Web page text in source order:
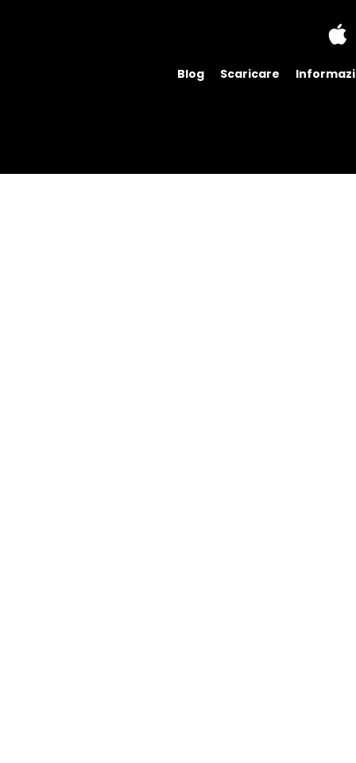
Blog Scaricare